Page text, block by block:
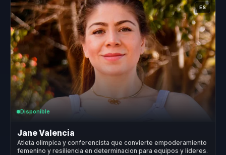
ES
Disponible
Jane Valencia
Atleta olimpica y conferencista que convierte empoderamiento
femenino y resiliencia en determinacion para equipos y lideres.